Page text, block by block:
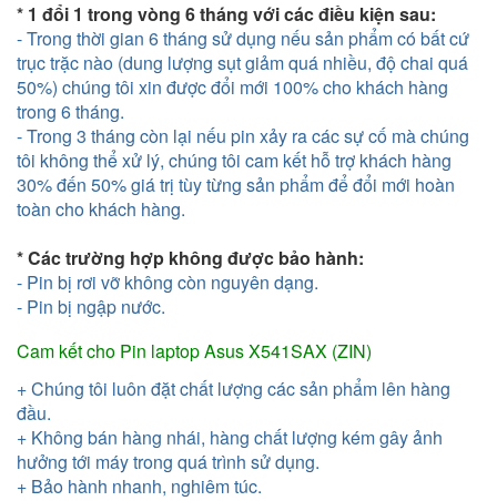
* 1 đổi 1 trong vòng 6 tháng với các điều kiện sau:
- Trong thời gian 6 tháng sử dụng nếu sản phẩm có bất cứ
trục trặc nào (dung lượng sụt giảm quá nhiều, độ chai quá
50%) chúng tôi xin được đổi mới 100% cho khách hàng
trong 6 tháng.
- Trong 3 tháng còn lại nếu pin xảy ra các sự cố mà chúng
tôi không thể xử lý, chúng tôi cam kết hỗ trợ khách hàng
30% đến 50% giá trị tùy từng sản phẩm để đổi mới hoàn
toàn cho khách hàng.
* Các trường hợp không được bảo hành:
- Pin bị rơi vỡ không còn nguyên dạng.
- Pin bị ngập nước.
Cam kết cho Pin laptop Asus X541SAX (ZIN)
+ Chúng tôi luôn đặt chất lượng các sản phẩm lên hàng
đầu.
+ Không bán hàng nhái, hàng chất lượng kém gây ảnh
hưởng tới máy trong quá trình sử dụng.
+ Bảo hành nhanh, nghiêm túc.